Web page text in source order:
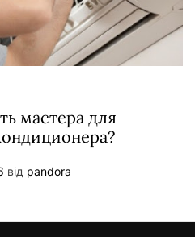
мастера для
від pandora